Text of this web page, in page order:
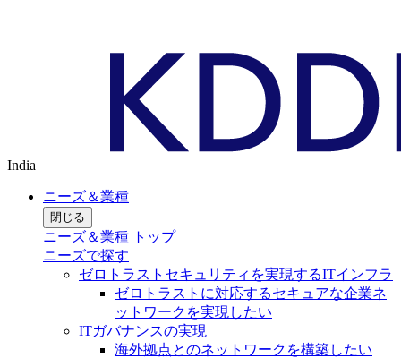
India
ニーズ＆業種
閉じる
ニーズ＆業種 トップ
ニーズで探す
ゼロトラストセキュリティを実現するITインフラ
ゼロトラストに対応するセキュアな企業ネ
ットワークを実現したい
ITガバナンスの実現
海外拠点とのネットワークを構築したい